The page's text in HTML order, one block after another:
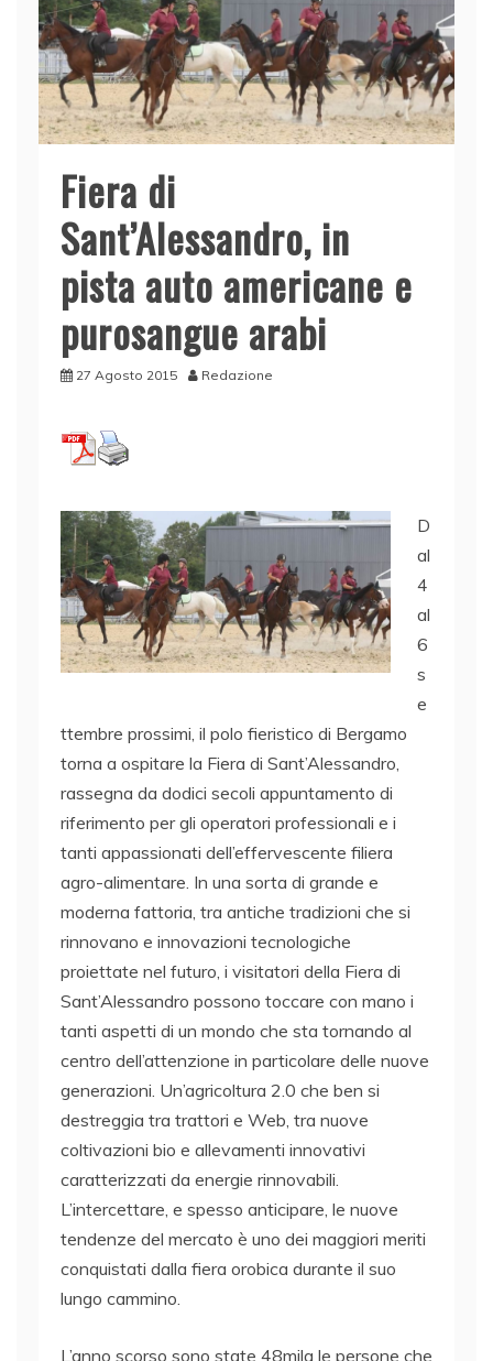
Fiera di
Sant’Alessandro, in
pista auto americane e
purosangue arabi
27 Agosto 2015 Redazione
D
al
4
al
6
s
e
ttembre prossimi, il polo fieristico di Bergamo
torna a ospitare la Fiera di Sant’Alessandro,
rassegna da dodici secoli appuntamento di
riferimento per gli operatori professionali e i
tanti appassionati dell’effervescente filiera
agro-alimentare. In una sorta di grande e
moderna fattoria, tra antiche tradizioni che si
rinnovano e innovazioni tecnologiche
proiettate nel futuro, i visitatori della Fiera di
Sant’Alessandro possono toccare con mano i
tanti aspetti di un mondo che sta tornando al
centro dell’attenzione in particolare delle nuove
generazioni. Un’agricoltura 2.0 che ben si
destreggia tra trattori e Web, tra nuove
coltivazioni bio e allevamenti innovativi
caratterizzati da energie rinnovabili.
L’intercettare, e spesso anticipare, le nuove
tendenze del mercato è uno dei maggiori meriti
conquistati dalla fiera orobica durante il suo
lungo cammino.
L’anno scorso sono state 48mila le persone che